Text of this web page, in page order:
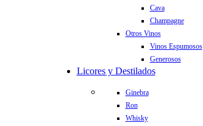
Cava
Champagne
Otros Vinos
Vinos Espumosos
Generosos
Licores y Destilados
Ginebra
Ron
Whisky